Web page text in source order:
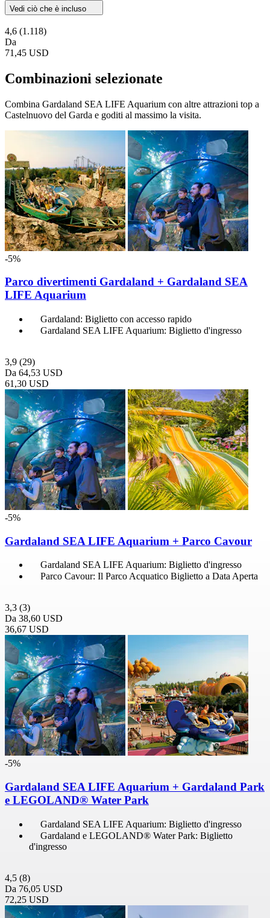
Vedi ciò che è incluso
4,6 (1.118)
Da
71,45 USD
Combinazioni selezionate
Combina Gardaland SEA LIFE Aquarium con altre attrazioni top a
Castelnuovo del Garda e goditi al massimo la visita.
-5%
Parco divertimenti Gardaland + Gardaland SEA
LIFE Aquarium
Gardaland: Biglietto con accesso rapido
Gardaland SEA LIFE Aquarium: Biglietto d'ingresso
3,9 (29)
Da 64,53 USD
61,30 USD
-5%
Gardaland SEA LIFE Aquarium + Parco Cavour
Gardaland SEA LIFE Aquarium: Biglietto d'ingresso
Parco Cavour: Il Parco Acquatico Biglietto a Data Aperta
3,3 (3)
Da 38,60 USD
36,67 USD
-5%
Gardaland SEA LIFE Aquarium + Gardaland Park
e LEGOLAND® Water Park
Gardaland SEA LIFE Aquarium: Biglietto d'ingresso
Gardaland e LEGOLAND® Water Park: Biglietto
d'ingresso
4,5 (8)
Da 76,05 USD
72,25 USD